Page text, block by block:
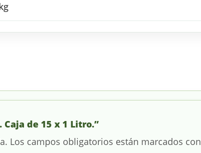
de 15 x 1 Litro.”
Los campos obligatorios están marcados con